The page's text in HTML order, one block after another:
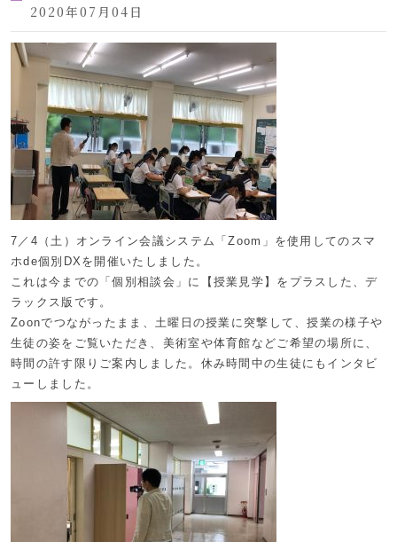
2020年07月04日
7／4（土）オンライン会議システム「Zoom」を使用してのスマ
ホde個別DXを開催いたしました。
これは今までの「個別相談会」に【授業見学】をプラスした、デ
ラックス版です。
Zoonでつながったまま、土曜日の授業に突撃して、授業の様子や
生徒の姿をご覧いただき、美術室や体育館などご希望の場所に、
時間の許す限りご案内しました。休み時間中の生徒にもインタビ
ューしました。